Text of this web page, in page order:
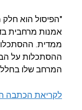
"הפיסול הוא חלק
אמנות מרחבית
ממדית.
ההסתכלות על
המרחב שלו
לקריאת הכתבה